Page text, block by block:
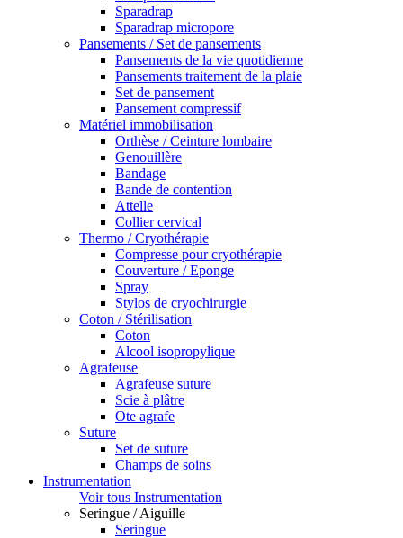
Sparadrap
Sparadrap micropore
Pansements / Set de pansements
Pansements de la vie quotidienne
Pansements traitement de la plaie
Set de pansement
Pansement compressif
Matériel immobilisation
Orthèse / Ceinture lombaire
Genouillère
Bandage
Bande de contention
Attelle
Collier cervical
Thermo / Cryothérapie
Compresse pour cryothérapie
Couverture / Eponge
Spray
Stylos de cryochirurgie
Coton / Stérilisation
Coton
Alcool isopropylique
Agrafeuse
Agrafeuse suture
Scie à plâtre
Ote agrafe
Suture
Set de suture
Champs de soins
Instrumentation
Voir tous Instrumentation
Seringue / Aiguille
Seringue